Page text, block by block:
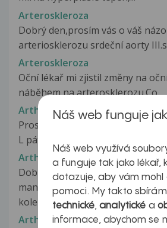
Arteroskleroza
Dobrý den,prosím vás o váš
arteriosklerozu srdeční aorty
Arteroskleroza
Oční lékař mi zjistil změny na
náběhem na arterosklerozu.Co...
Arthrosa
Prosím o vysvětlení textu: Poč.
L páteř. sinistrokonvexní...
Arthroskopie
Dobrý den,chtěla bych se zeptat
manžela.Je měsíc po arthroskopii
kolena(úlomek),ale...
Arthroza
Náš web funguje
Náš web využívá
a funguje tak jako lékař,
dotazuje, aby vám mohl
pomoci. My takto
technické,analytické a
informace, abychom se